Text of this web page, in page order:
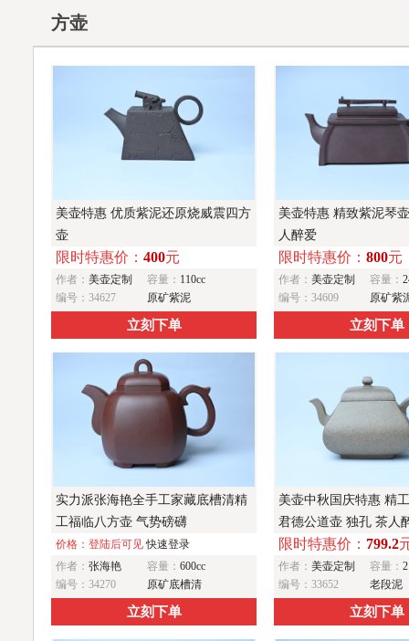
方壶
美壶特惠 优质紫泥还原烧威震四方
壶
限时特惠价： 400元
作者： 美壶定制 容量： 110cc
编号：34627
原矿紫泥
立刻下单
美壶特惠 精致紫泥琴
人醉爱
限时特惠价： 800元
作者： 美壶定制 容量：
编号：34609
原矿紫
立刻下单
实力派张海艳全手工家藏底槽清精
工福临八方壶 气势磅礴
价格：登陆后可见快速登录
作者： 张海艳 容量： 600cc
编号：34270
原矿底槽清
立刻下单
美壶中秋国庆特惠 精
君德公道壶 独孔 茶人
限时特惠价： 799.2
作者： 美壶定制 容量：
编号：33652
老段泥
立刻下单